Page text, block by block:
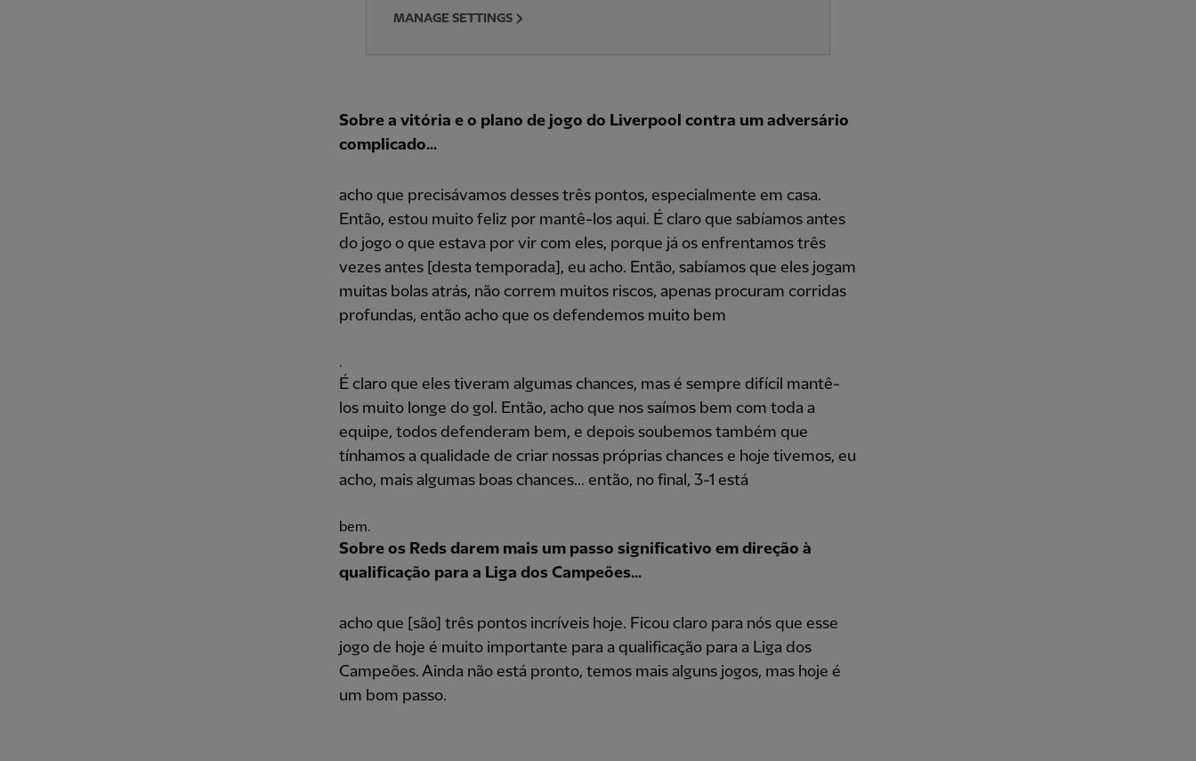
MANAGE SETTINGS
Sobre a vitória e o plano de jogo do Liverpool contra um adversário
complicado...
acho que precisávamos desses três pontos, especialmente em casa.
Então, estou muito feliz por mantê-los aqui. É claro que sabíamos antes
do jogo o que estava por vir com eles, porque já os enfrentamos três
vezes antes [desta temporada], eu acho. Então, sabíamos que eles jogam
muitas bolas atrás, não correm muitos riscos, apenas procuram corridas
profundas, então acho que os defendemos muito bem
.
É claro que eles tiveram algumas chances, mas é sempre difícil mantê-
los muito longe do gol. Então, acho que nos saímos bem com toda a
equipe, todos defenderam bem, e depois soubemos também que
tínhamos a qualidade de criar nossas próprias chances e hoje tivemos, eu
acho, mais algumas boas chances... então, no final, 3-1 está
bem.
Sobre os Reds darem mais um passo significativo em direção à
qualificação para a Liga dos Campeões...
acho que [são] três pontos incríveis hoje. Ficou claro para nós que esse
jogo de hoje é muito importante para a qualificação para a Liga dos
Campeões. Ainda não está pronto, temos mais alguns jogos, mas hoje é
um bom passo.